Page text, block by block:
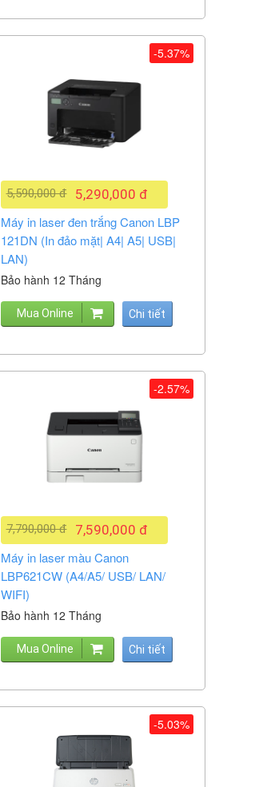
5,290,000 đ
5,590,000 đ
Máy in laser đen trắng Canon LBP
121DN (In đảo mặt| A4| A5| USB|
LAN)
Bảo hành 12 Tháng
Mua Online Chi tiết
-5.37%
7,590,000 đ
7,790,000 đ
Máy in laser màu Canon
LBP621CW (A4/A5/ USB/ LAN/
WIFI)
Bảo hành 12 Tháng
Mua Online Chi tiết
-2.57%
-5.03%